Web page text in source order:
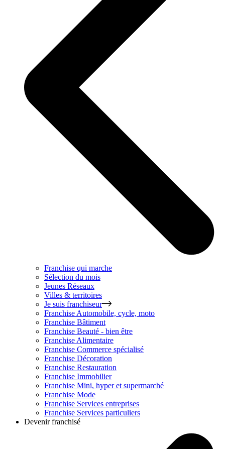
Franchise qui marche
Sélection du mois
Jeunes Réseaux
Villes & territoires
Je suis franchiseur
Franchise Automobile, cycle, moto
Franchise Bâtiment
Franchise Beauté - bien être
Franchise Alimentaire
Franchise Commerce spécialisé
Franchise Décoration
Franchise Restauration
Franchise Immobilier
Franchise Mini, hyper et supermarché
Franchise Mode
Franchise Services entreprises
Franchise Services particuliers
Devenir franchisé